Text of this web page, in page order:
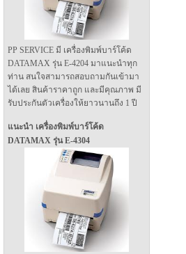
PP SERVICE มี เครื่องพิมพ์บาร์โค้ด
DATAMAX รุ่น E-4204 มาแนะนำทุก
ท่าน สนใจสามารถสอบถามกันเข้ามา
ได้เลย สินค้าราคาถูก และมีคุณภาพ มี
รับประกันตัวเครื่องให้ยาวนานถึง 1 ปี
แนะนำ เครื่องพิมพ์บาร์โค้ด
DATAMAX รุ่น E-4304